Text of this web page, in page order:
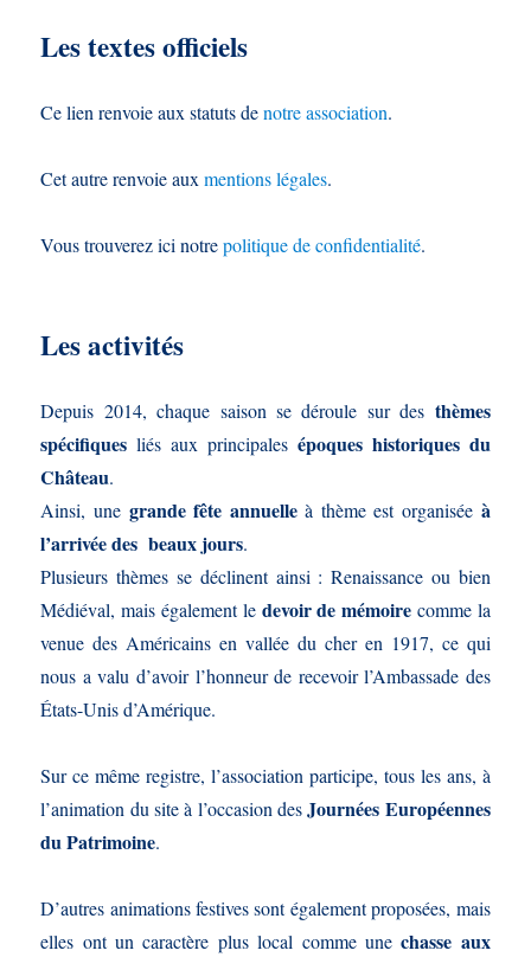
Les textes officiels
Ce lien renvoie aux statuts denotre association.
Cet autre renvoie auxmentions légales.
Vous trouverez ici notrepolitique de confidentialité.
Les activités
Depuis 2014, chaque saison se déroule sur des thèmes
spécifiques liés aux principales époques historiques du
Château.
Ainsi, une grande fête annuelleà thème est organisée à
l’arrivée des beaux jours.
Plusieurs thèmes se déclinent ainsi : Renaissance ou bien
Médiéval, mais également le devoir de mémoire comme la
venue des Américains en vallée du cher en 1917, ce qui
nous a valu d’avoir l’honneur de recevoir l’Ambassade des
États-Unis d’Amérique.
Sur ce même registre, l’association participe, tous les ans, à
l’animation du site à l’occasion desJournées Européennes
du Patrimoine.
D’autres animations festives sont également proposées, mais
elles ont un caractère plus local comme unechasse aux